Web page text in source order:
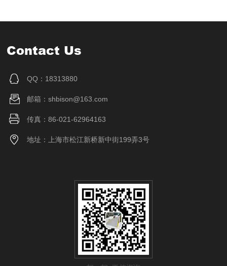
Contact Us
QQ：18313880
邮箱：shbison@163.com
传真：86-021-62964163
地址：上海市松江新桥新中街199弄3号